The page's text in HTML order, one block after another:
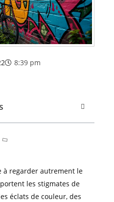
8:39 pm
à regarder autrement le
les stigmates de
éclats de couleur, des